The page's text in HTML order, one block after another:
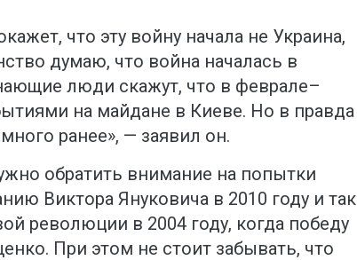
что эту войну начала не Украина,
думаю, что война началась в
люди скажут, что в феврале–
на майдане в Киеве. Но в правда
ранее», — заявил он.
обратить внимание на попытки
Виктора Януковича в 2010 году и так
революции в 2004 году, когда победу
При этом не стоит забывать, что